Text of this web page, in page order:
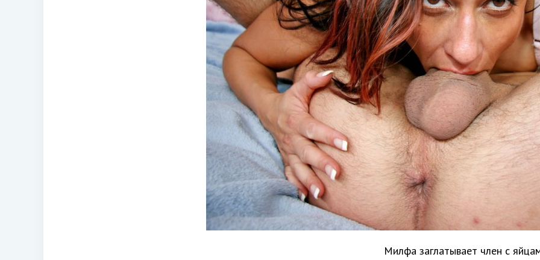
Милфа заглатывает член с